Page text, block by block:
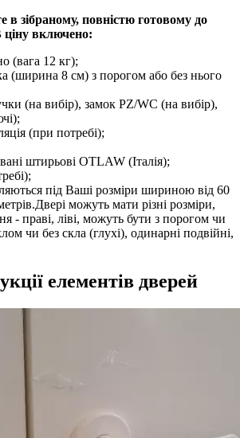
в зібраному, повністю готовому до
включено:
(вага 12 кг);
(ширина 8 см) з порогом або без нього
(на вибір), замок PZ/WC (на вибір),
(при потребі);
штирьові OTLAW (Італія);
під Ваші розміри шириною від 60
можуть мати різні розміри,
- праві, ліві, можуть бути з порогом чи
чи без скла (глухі), одинарні подвійні,
елементів дверей